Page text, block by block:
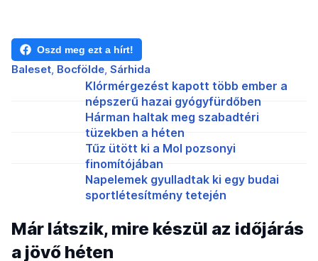
Oszd meg ezt a hírt!
Baleset Bocfölde Sárhida
Klórmérgezést kapott több ember a
népszerű hazai gyógyfürdőben
Hárman haltak meg szabadtéri
tüzekben a héten
Tűz ütött ki a Mol pozsonyi
finomítójában
Napelemek gyulladtak ki egy budai
sportlétesítmény tetején
Már látszik, mire készül az időjárás
a jövő héten